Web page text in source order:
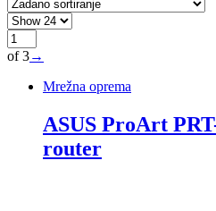
of 3→
Mrežna oprema
ASUS ProArt
router